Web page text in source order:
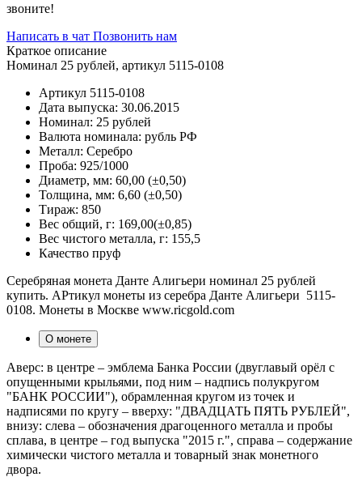
звоните!
Написать в чат Позвонить нам
Краткое описание
Номинал 25 рублей, артикул 5115-0108
Артикул 5115-0108
Дата выпуска: 30.06.2015
Номинал: 25 рублей
Валюта номинала: рубль РФ
Металл: Серебро
Проба: 925/1000
Диаметр, мм: 60,00 (±0,50)
Толщина, мм: 6,60 (±0,50)
Тираж: 850
Вес общий, г: 169,00(±0,85)
Вес чистого металла, г: 155,5
Качество пруф
Серебряная монета Данте Алигьери номинал 25 рублей
купить. АРтикул монеты из серебра Данте Алигьери 5115-
0108. Монеты в Москве www.ricgold.com
О монете
Аверс: в центре – эмблема Банка России (двуглавый орёл с
опущенными крыльями, под ним – надпись полукругом
"БАНК РОССИИ"), обрамленная кругом из точек и
надписями по кругу – вверху: "ДВАДЦАТЬ ПЯТЬ РУБЛЕЙ",
внизу: слева – обозначения драгоценного металла и пробы
сплава, в центре – год выпуска "2015 г.", справа – содержание
химически чистого металла и товарный знак монетного
двора.